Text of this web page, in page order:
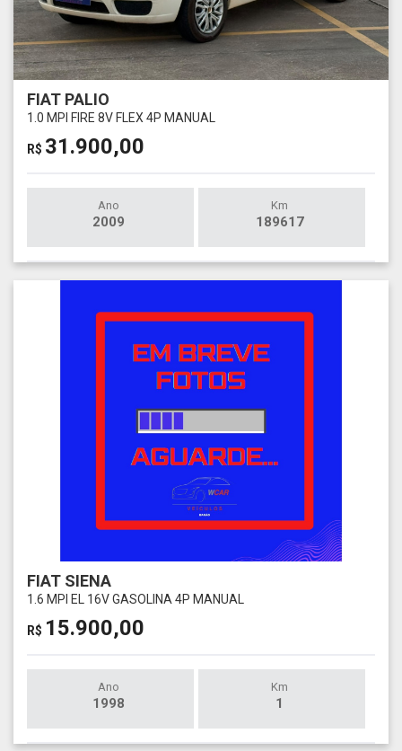
FIAT PALIO
1.0 MPI FIRE 8V FLEX 4P MANUAL
R$ 31.900,00
Ano
2009
Km
189617
FIAT SIENA
1.6 MPI EL 16V GASOLINA 4P MANUAL
R$ 15.900,00
Ano
1998
Km
1